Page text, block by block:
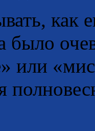
как
было
или